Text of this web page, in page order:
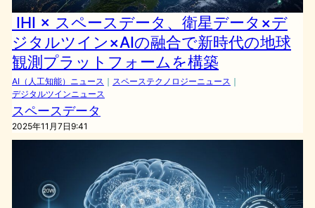
IHI × スペースデータ、衛星データ×デ
ジタルツイン×AIの融合で新時代の地球
観測プラットフォームを構築
AI（人工知能）ニュース ｜ スペーステクノロジーニュース ｜
デジタルツインニュース
スペースデータ
2025年11月7日9:41